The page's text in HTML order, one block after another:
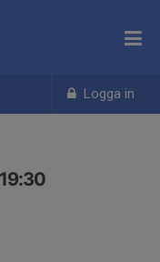
Logga in